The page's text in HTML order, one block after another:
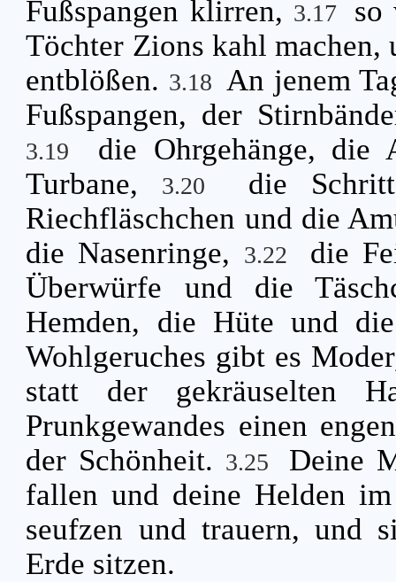
Fußspangen klirren, 3.17
so
Töchter Zions kahl
entblößen. 3.18 An jenem
Fußspangen, der
3.19
die Ohrgehänge, die
Turbane,
3.20
die
Riechfläschchen und die
die Nasenringe,
3.22
die
Überwürfe und die
Hemden, die Hüte und
Wohlgeruches gibt es
statt der gekräuselten
Prunkgewandes einen
der Schönheit. 3.25
Deine
fallen und deine Helden
seufzen und trauern, und
Erde sitzen.